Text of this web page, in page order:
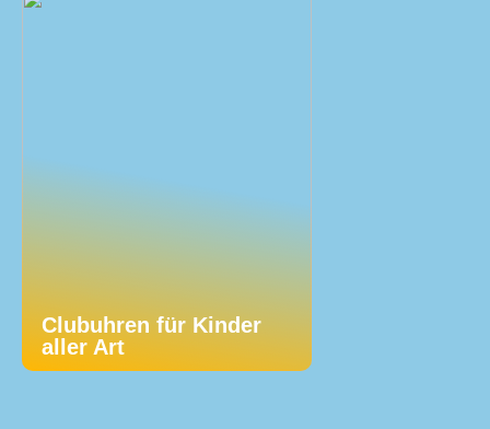
Clubuhren für Kinder
aller Art